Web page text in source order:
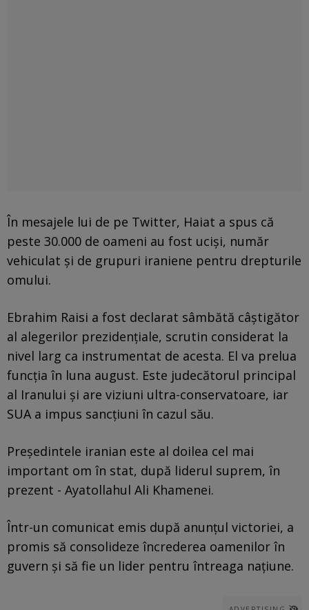
În mesajele lui de pe Twitter, Haiat a spus că
peste 30.000 de oameni au fost ucişi, număr
vehiculat şi de grupuri iraniene pentru drepturile
omului.
Ebrahim Raisi a fost declarat sâmbătă câştigător
al alegerilor prezidenţiale, scrutin considerat la
nivel larg ca instrumentat de acesta. El va prelua
funcţia în luna august. Este judecătorul principal
al Iranului şi are viziuni ultra-conservatoare, iar
SUA a impus sancţiuni în cazul său.
Preşedintele iranian este al doilea cel mai
important om în stat, după liderul suprem, în
prezent - Ayatollahul Ali Khamenei.
Într-un comunicat emis după anunţul victoriei, a
promis să consolideze încrederea oamenilor în
guvern şi să fie un lider pentru întreaga naţiune.